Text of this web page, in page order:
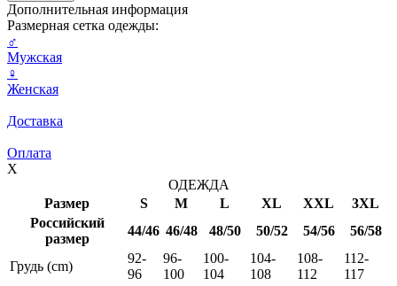
Дополнительная информация
Размерная сетка одежды:
♂
Мужская
♀
Женская
Доставка
Оплата
X
ОДЕЖДА
Размер
S M L XL XXL
3XL
Российский
размер
44/46 46/48 48/50 50/52 54/56 56/58
Грудь (cm)
92-
96
96-
100
100-
104
104-
108
108-
112
112-
117